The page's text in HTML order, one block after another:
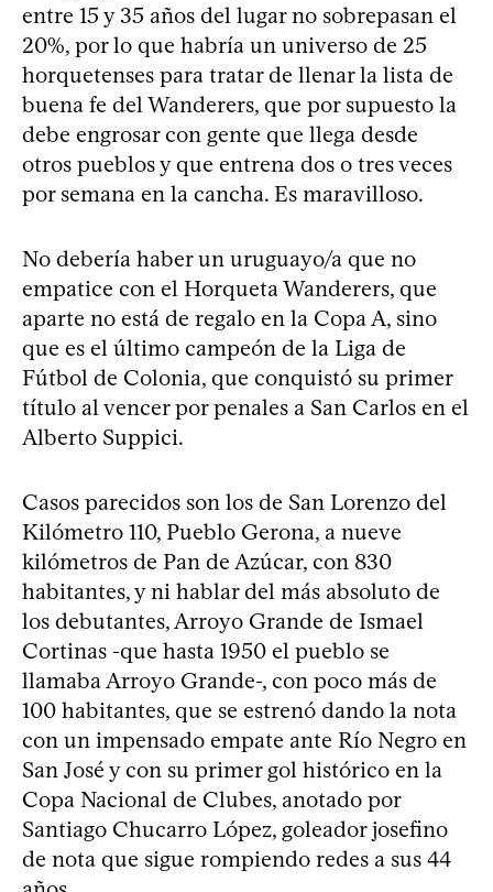
entre 15 y 35 años del lugar no sobrepasan el
20%, por lo que habría un universo de 25
horquetenses para tratar de llenar la lista de
buena fe del Wanderers, que por supuesto la
debe engrosar con gente que llega desde
otros pueblos y que entrena dos o tres veces
por semana en la cancha. Es maravilloso.
No debería haber un uruguayo/a que no
empatice con el Horqueta Wanderers, que
aparte no está de regalo en la Copa A, sino
que es el último campeón de la Liga de
Fútbol de Colonia, que conquistó su primer
título al vencer por penales a San Carlos en el
Alberto Suppici.
Casos parecidos son los de San Lorenzo del
Kilómetro 110, Pueblo Gerona, a nueve
kilómetros de Pan de Azúcar, con 830
habitantes, y ni hablar del más absoluto de
los debutantes, Arroyo Grande de Ismael
Cortinas -que hasta 1950 el pueblo se
llamaba Arroyo Grande-, con poco más de
100 habitantes, que se estrenó dando la nota
con un impensado empate ante Río Negro en
San José y con su primer gol histórico en la
Copa Nacional de Clubes, anotado por
Santiago Chucarro López, goleador josefino
de nota que sigue rompiendo redes a sus 44